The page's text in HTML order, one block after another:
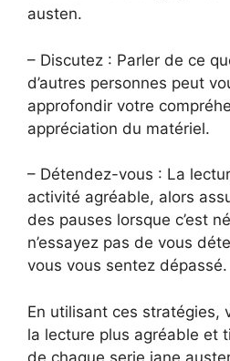
austen.
– Discutez : Parler de ce
d’autres personnes peut
approfondir votre
appréciation du matériel.
– Détendez-vous : La
activité agréable, alors
des pauses lorsque c’est
n’essayez pas de vous
vous vous sentez dépassé.
En utilisant ces stratégies,
la lecture plus agréable et
de chaque serie jane